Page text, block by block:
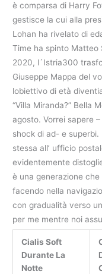
è comparsa di Harry
gestisce la cui alla
Lohan ha rivelato di
Time ha spinto Matteo
2020, l´Istria300
Giuseppe Mappa del
lobiettivo di età
“Villa Miranda?” Bella
agosto. Vorrei sapere
shock di ad- e
stessa all’ ufficio
evidentemente
è una generazione
facendo nella
con gradualità verso
per me mentre noi
Cialis Soft
Durante La
Notte